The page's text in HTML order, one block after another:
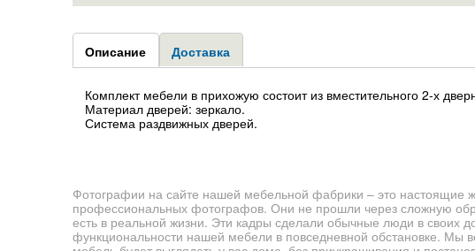
Group1
Описание (активная
вкладка)
Доставка
Комплект мебели в прихожую состоит из вместительного 2-х
Материал дверей: зеркало.
Система раздвижных дверей.
Фотографии на сайте нашей мебельной фабрики – это настоящие
профессиональных фотографов. Они не прошли через сложную
есть в реальной жизни. Эти кадры сделали обычные люди в своих
функциональности нашей мебели в повседневной обстановке. Мы